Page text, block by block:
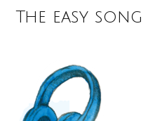
The easy song